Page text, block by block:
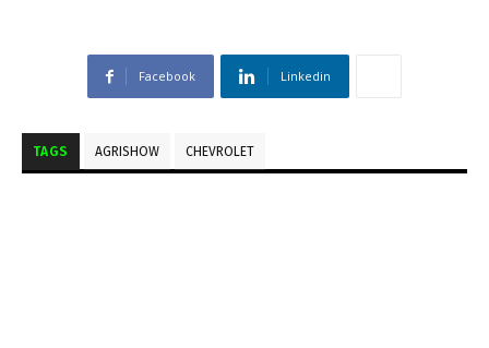
Facebook Linkedin
TAGS AGRISHOW CHEVROLET